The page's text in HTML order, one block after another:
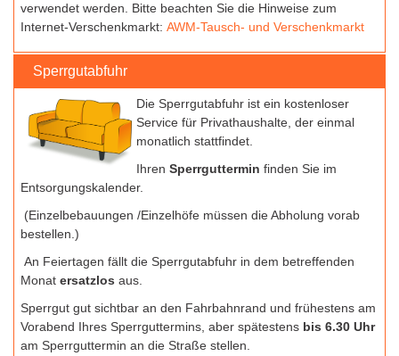
verwendet werden. Bitte beachten Sie die Hinweise zum
Internet-Verschenkmarkt: AWM-Tausch- und Verschenkmarkt
Sperrgutabfuhr
Die Sperrgutabfuhr ist ein kostenloser
Service für Privathaushalte, der einmal
monatlich stattfindet.
Ihren Sperrguttermin finden Sie im
Entsorgungskalender.
(Einzelbebauungen /Einzelhöfe müssen die Abholung vorab
bestellen.)
An Feiertagen fällt die Sperrgutabfuhr in dem betreffenden
Monat ersatzlos aus.
Sperrgut gut sichtbar an den Fahrbahnrand und frühestens am
Vorabend Ihres Sperrguttermins, aber spätestens bis 6.30 Uhr
am Sperrguttermin an die Straße stellen.